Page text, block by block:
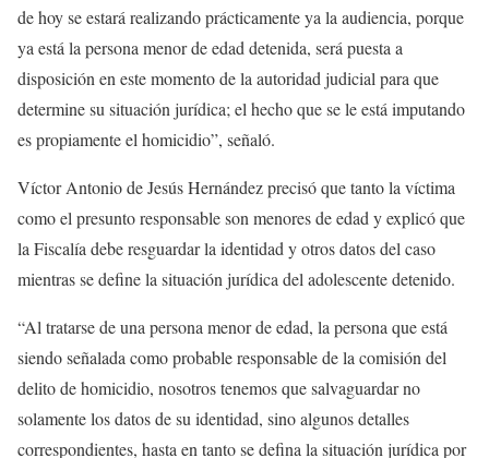
de hoy se estará realizando prácticamente ya la audiencia, porque
ya está la persona menor de edad detenida, será puesta a
disposición en este momento de la autoridad judicial para que
determine su situación jurídica; el hecho que se le está imputando
es propiamente el homicidio”, señaló.
Víctor Antonio de Jesús Hernández precisó que tanto la víctima
como el presunto responsable son menores de edad y explicó que
la Fiscalía debe resguardar la identidad y otros datos del caso
mientras se define la situación jurídica del adolescente detenido.
“Al tratarse de una persona menor de edad, la persona que está
siendo señalada como probable responsable de la comisión del
delito de homicidio, nosotros tenemos que salvaguardar no
solamente los datos de su identidad, sino algunos detalles
correspondientes, hasta en tanto se defina la situación jurídica por